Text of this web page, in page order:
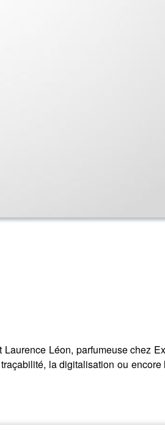
Léon, parfumeuse chez
la digitalisation ou encore